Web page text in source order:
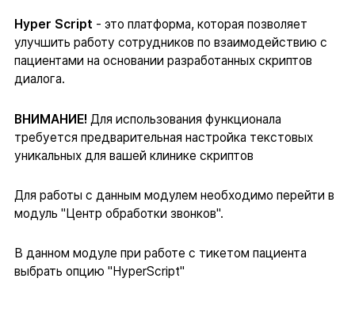
Hyper Script - это платформа, которая позволяет
улучшить работу сотрудников по взаимодействию с
пациентами на основании разработанных скриптов
диалога.
ВНИМАНИЕ! Для использования функционала
требуется предварительная настройка текстовых
уникальных для вашей клинике скриптов
Для работы с данным модулем необходимо перейти в
модуль "Центр обработки звонков".
В данном модуле при работе с тикетом пациента
выбрать опцию "HyperScript"